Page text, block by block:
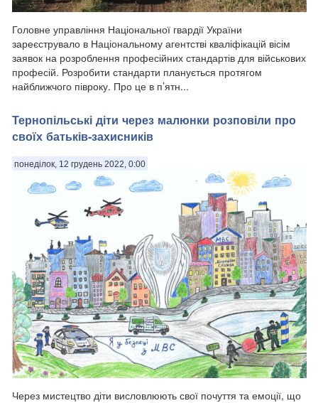
Головне управління Національної гвардії України
зареєструвало в Національному агентстві кваліфікацій вісім
заявок на розроблення професійних стандартів для військових
професій. Розробити стандарти планується протягом
найближчого півроку. Про це в п’ятн...
Тернопільські діти через малюнки розповіли про
своїх батьків-захисників
понеділок, 12 грудень 2022, 0:00
Через мистецтво діти висловлюють свої почуття та емоції, що